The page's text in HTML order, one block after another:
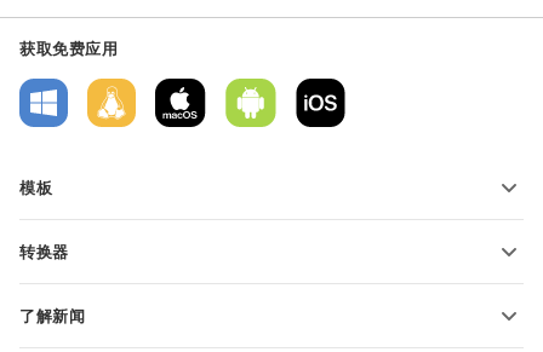
获取免费应用
模板
文本文档模板
转换器
转换电子表格
了解新闻